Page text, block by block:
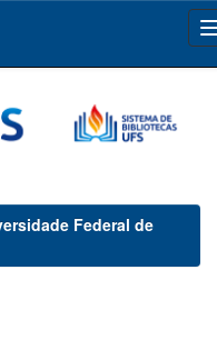
Federal de